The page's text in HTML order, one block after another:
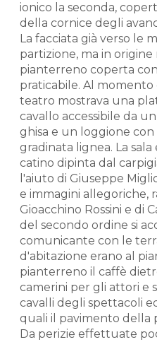
ionico la seconda,
della cornice degli
La facciata già verso le
partizione, ma in origine
pianterreno coperta
praticabile. Al
teatro mostrava una
cavallo accessibile da
ghisa e un loggione
gradinata lignea. La
catino dipinta dal
l'aiuto di Giuseppe
e immagini allegoriche,
Gioacchino Rossini e di
del secondo ordine si
comunicante con le
d'abitazione erano al
pianterreno il caffè
camerini per gli attori e
cavalli degli spettacoli
quali il pavimento della
Da perizie effettuate